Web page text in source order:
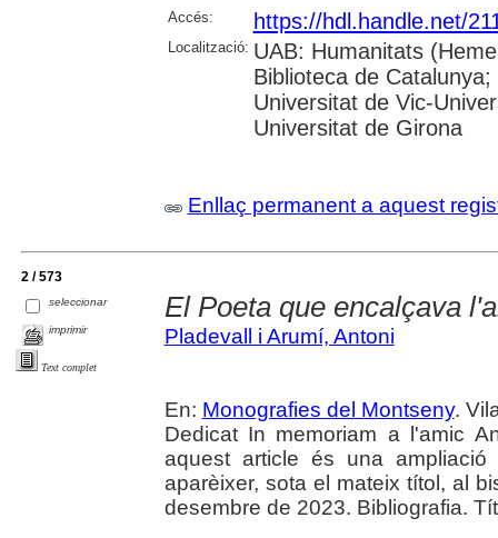
Accés: https://hdl.handle.net/
Localització: UAB: Humanitats
Biblioteca de
Universitat de Vic-
Universitat de Girona
Enllaç permanent a aquest
2 / 573
seleccionar
imprimir
Text complet
El Poeta que encalçava
Pladevall i Arumí, Antoni
En: Monografies del Montseny.
Dedicat In memoriam a l'amic
aquest article és una
aparèixer, sota el mateix títol, al
desembre de 2023. Bibliografia.